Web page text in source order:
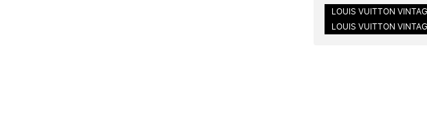
LOUIS VUITTON
LOUIS VUITTON